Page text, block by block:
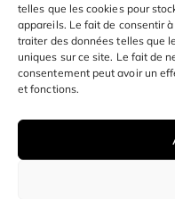
telles que les cookies pour
appareils. Le fait de consentir
traiter des données telles que
uniques sur ce site. Le fait de
consentement peut avoir un
et fonctions.
© 2024